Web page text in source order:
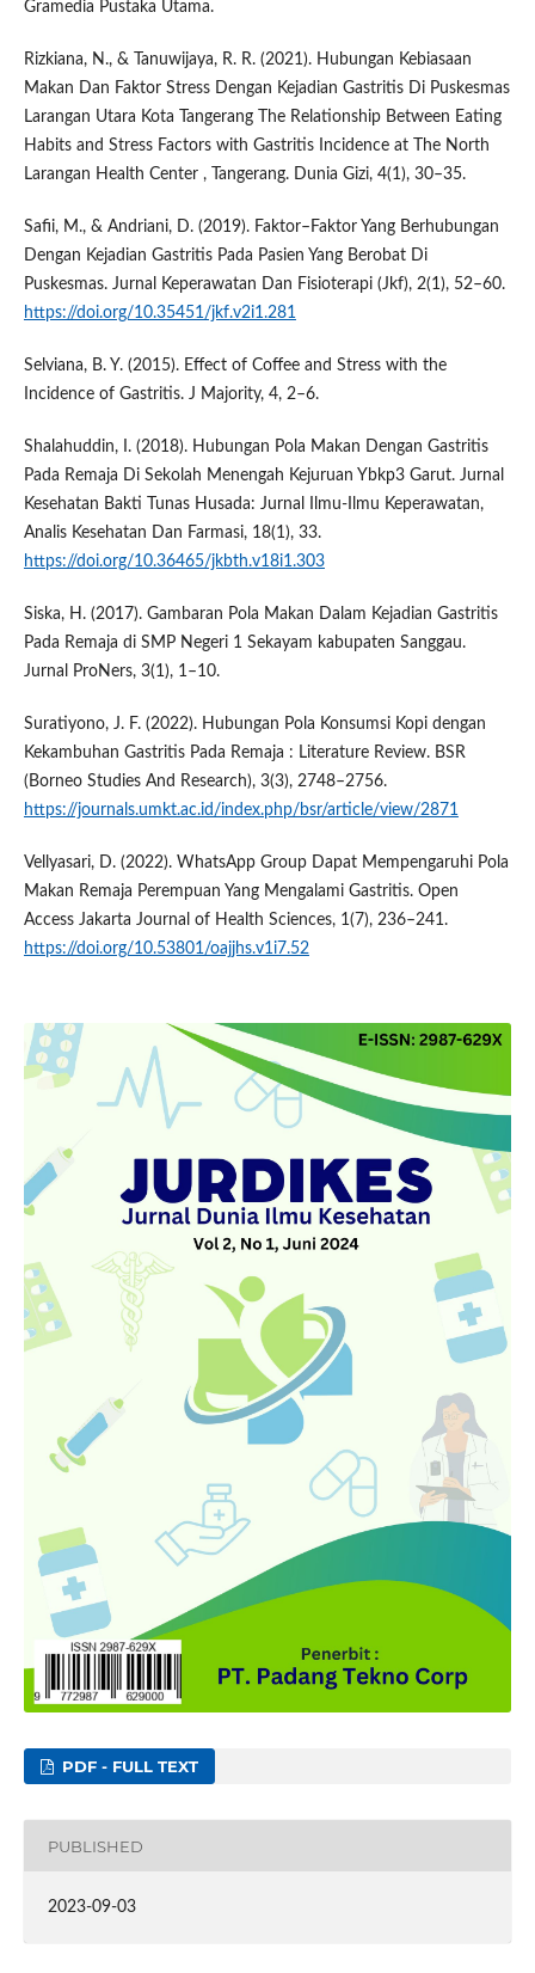
Gramedia Pustaka Utama.
Rizkiana, N., & Tanuwijaya, R. R. (2021). Hubungan Kebiasaan
Makan Dan Faktor Stress Dengan Kejadian Gastritis Di Puskesmas
Larangan Utara Kota Tangerang The Relationship Between Eating
Habits and Stress Factors with Gastritis Incidence at The North
Larangan Health Center , Tangerang. Dunia Gizi, 4(1), 30–35.
Safii, M., & Andriani, D. (2019). Faktor–Faktor Yang Berhubungan
Dengan Kejadian Gastritis Pada Pasien Yang Berobat Di
Puskesmas. Jurnal Keperawatan Dan Fisioterapi (Jkf), 2(1), 52–60.
https://doi.org/10.35451/jkf.v2i1.281
Selviana, B. Y. (2015). Effect of Coffee and Stress with the
Incidence of Gastritis. J Majority, 4, 2–6.
Shalahuddin, I. (2018). Hubungan Pola Makan Dengan Gastritis
Pada Remaja Di Sekolah Menengah Kejuruan Ybkp3 Garut. Jurnal
Kesehatan Bakti Tunas Husada: Jurnal Ilmu-Ilmu Keperawatan,
Analis Kesehatan Dan Farmasi, 18(1), 33.
https://doi.org/10.36465/jkbth.v18i1.303
Siska, H. (2017). Gambaran Pola Makan Dalam Kejadian Gastritis
Pada Remaja di SMP Negeri 1 Sekayam kabupaten Sanggau.
Jurnal ProNers, 3(1), 1–10.
Suratiyono, J. F. (2022). Hubungan Pola Konsumsi Kopi dengan
Kekambuhan Gastritis Pada Remaja : Literature Review. BSR
(Borneo Studies And Research), 3(3), 2748–2756.
https://journals.umkt.ac.id/index.php/bsr/article/view/2871
Vellyasari, D. (2022). WhatsApp Group Dapat Mempengaruhi Pola
Makan Remaja Perempuan Yang Mengalami Gastritis. Open
Access Jakarta Journal of Health Sciences, 1(7), 236–241.
https://doi.org/10.53801/oajjhs.v1i7.52
PDF - FULL TEXT
PUBLISHED
2023-09-03